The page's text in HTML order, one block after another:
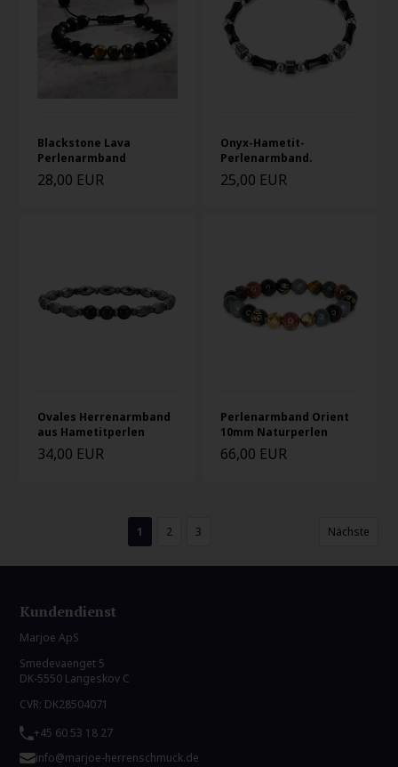
Blackstone Lava
Perlenarmband
28,00 EUR
Onyx-Hametit-
Perlenarmband.
25,00 EUR
Ovales Herrenarmband
aus Hametitperlen
34,00 EUR
Perlenarmband Orient
10mm Naturperlen
66,00 EUR
1 2 3 Nächste
Kundendienst
Marjoe ApS
Smedevaenget 5
DK-5550 Langeskov C
CVR: DK28504071
+45 60 53 18 27
info@marjoe-herrenschmuck.de